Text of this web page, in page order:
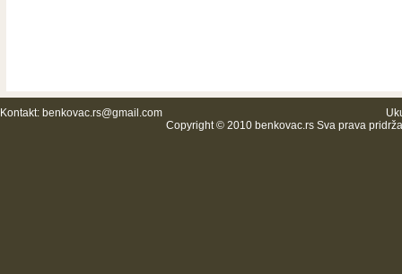
Kontakt: benkovac.rs@gmail.com
Copyright © 2010 benkovac.rs Sva prava